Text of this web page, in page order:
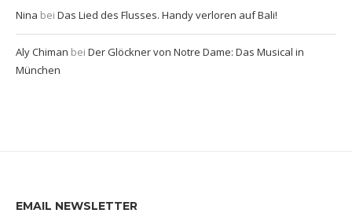
Nina bei Das Lied des Flusses. Handy verloren auf Bali!
Aly Chiman bei Der Glöckner von Notre Dame: Das Musical in
München
EMAIL NEWSLETTER